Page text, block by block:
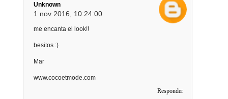
Unknown
1 nov 2016, 10:24:00
me encanta el look!!
besitos :)
Mar
www.cocoetmode.com
Responder